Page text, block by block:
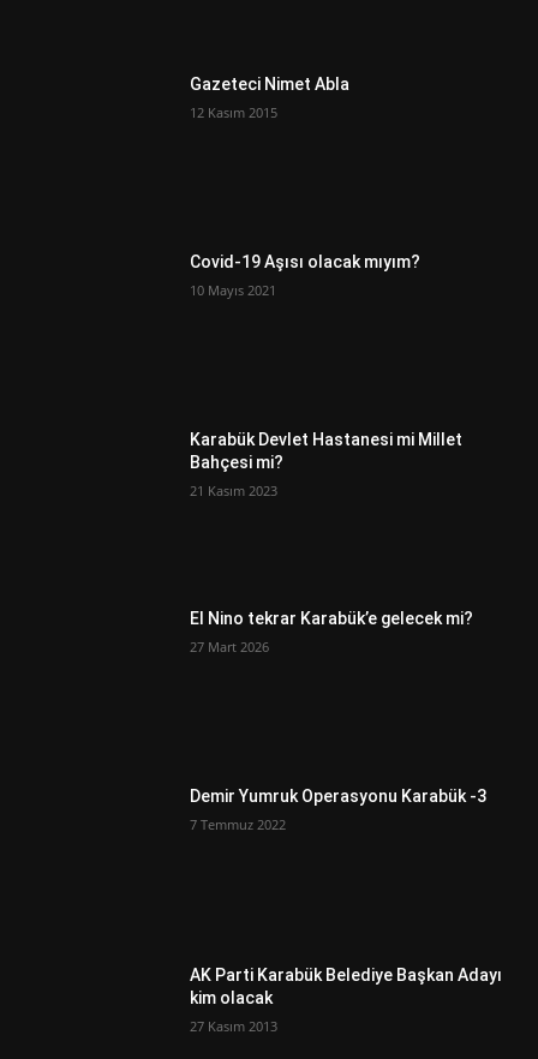
Gazeteci Nimet Abla
12 Kasım 2015
Covid-19 Aşısı olacak mıyım?
10 Mayıs 2021
Karabük Devlet Hastanesi mi Millet
Bahçesi mi?
21 Kasım 2023
El Nino tekrar Karabük’e gelecek mi?
27 Mart 2026
Demir Yumruk Operasyonu Karabük -3
7 Temmuz 2022
AK Parti Karabük Belediye Başkan Adayı
kim olacak
27 Kasım 2013